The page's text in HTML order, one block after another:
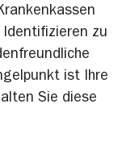
zu
ist Ihre
Sie diese